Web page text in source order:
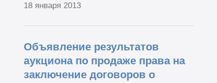
18 января 2013
Объявление результатов
аукциона по продаже права на
заключение договоров о